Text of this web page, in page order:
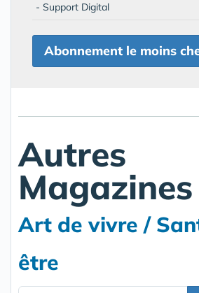
- Support Digital
Abonnement le moins
Autres
Magazines
Art de vivre /
être